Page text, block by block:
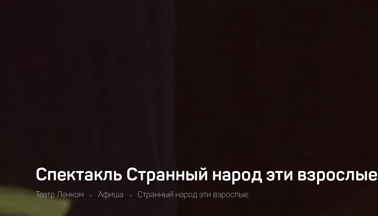
Спектакль Странный народ эти взрослые
Театр Ленком > Афиша > Странный народ эти взрослые